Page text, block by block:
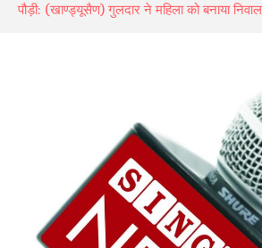
पौड़ी: (खाण्ड्यूसैण) गुलदार ने महिला को बनाया